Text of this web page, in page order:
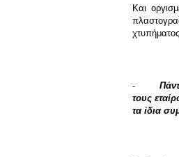
Και
-
τους
τα ίδια